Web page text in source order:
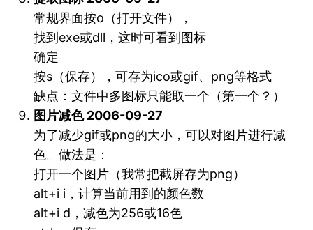
常规界面按o（打开文件），
找到exe或dll，这时可看到图标
确定
按s（保存），可存为ico或gif、png等格式
缺点：文件中多图标只能取一个（第一个？）
图片减色 2006-09-27
为了减少gif或png的大小，可以对图片进行减
色。做法是：
打开一个图片（我常把截屏存为png）
alt+i i，计算当前用到的颜色数
alt+i d，减色为256或16色